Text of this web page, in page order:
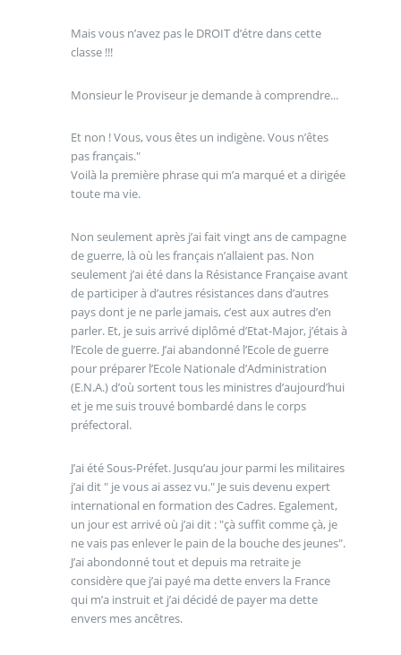
Mais vous n’avez pas le DROIT d’étre dans cette
classe !!!
Monsieur le Proviseur je demande à comprendre...
Et non ! Vous, vous êtes un indigène. Vous n’êtes
pas français."
Voilà la première phrase qui m’a marqué et a dirigée
toute ma vie.
Non seulement après j’ai fait vingt ans de campagne
de guerre, là où les français n’allaient pas. Non
seulement j’ai été dans la Résistance Française avant
de participer à d’autres résistances dans d’autres
pays dont je ne parle jamais, c’est aux autres d’en
parler. Et, je suis arrivé diplômé d’Etat-Major, j’étais à
l’Ecole de guerre. J’ai abandonné l’Ecole de guerre
pour préparer l’Ecole Nationale d’Administration
(E.N.A.) d’où sortent tous les ministres d’aujourd’hui
et je me suis trouvé bombardé dans le corps
préfectoral.
J’ai été Sous-Préfet. Jusqu’au jour parmi les militaires
j’ai dit " je vous ai assez vu." Je suis devenu expert
international en formation des Cadres. Egalement,
un jour est arrivé où j’ai dit : "çà suffit comme çà, je
ne vais pas enlever le pain de la bouche des jeunes".
J’ai abondonné tout et depuis ma retraite je
considère que j’ai payé ma dette envers la France
qui m’a instruit et j’ai décidé de payer ma dette
envers mes ancêtres.